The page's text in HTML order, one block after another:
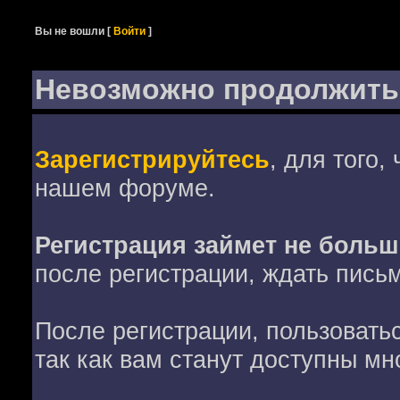
Вы не вошли [Войти ]
Невозможно продолжить
Зарегистрируйтесь, для того,
нашем форуме.
Регистрация займет не
после регистрации, ждать
После регистрации,
так как вам станут доступны